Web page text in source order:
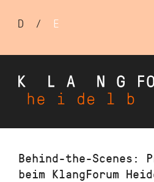
Direkt
Sprachumschalter
D / E
Behind-the-Scenes:
beim KlangForum